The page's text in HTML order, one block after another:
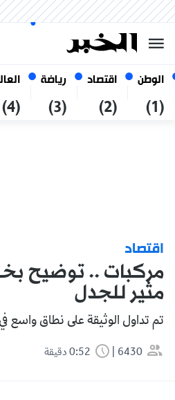
الوطن
(1)
اقتصاد
(2)
رياضة
(3)
(4)
06 أغسطس 2026
اقتصاد
مركبات .. توضيح
مثير للجدل
تم تداول الوثيقة على نطاق واسع
6430